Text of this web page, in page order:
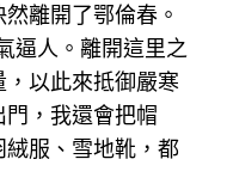
離開了鄂倫春。
逼人。離開這里之
以此來抵御嚴寒
，我還會把帽
服、雪地靴，都